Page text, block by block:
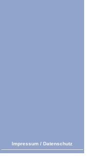
Impressum / Datenschutz